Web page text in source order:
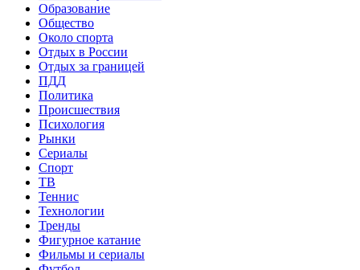
Образование
Общество
Около спорта
Отдых в России
Отдых за границей
ПДД
Политика
Происшествия
Психология
Рынки
Сериалы
Спорт
ТВ
Теннис
Технологии
Тренды
Фигурное катание
Фильмы и сериалы